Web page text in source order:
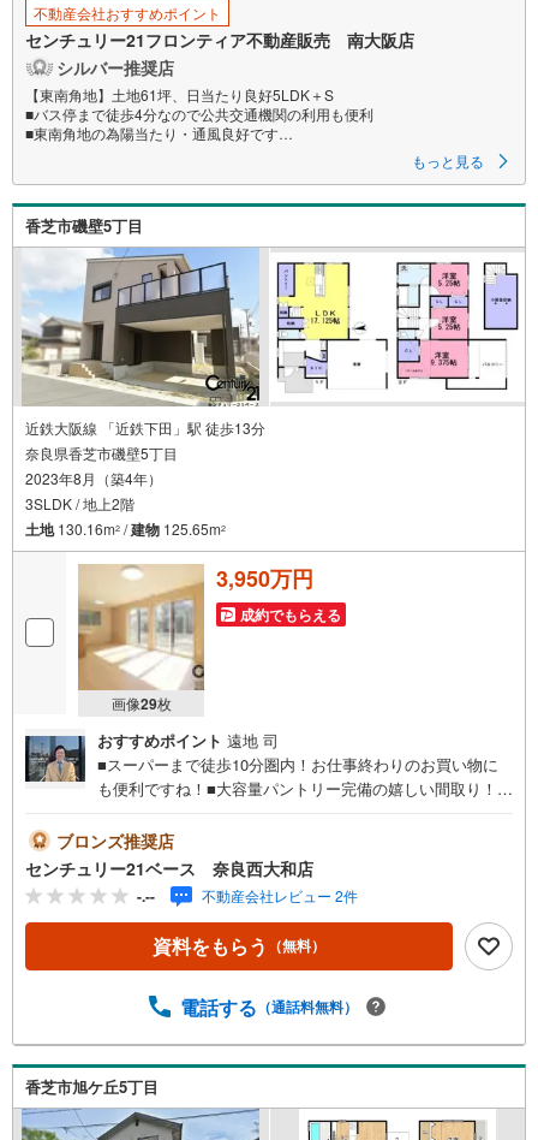
不動産会社おすすめポイント
センチュリー21フロンティア不動産販売 南大阪店
シルバー推奨店
【東南角地】土地61坪、日当たり良好5LDK＋S
■バス停まで徒歩4分なので公共交通機関の利用も便利
■東南角地の為陽当たり・通風良好です
特徴
・お部屋数も多く、ゆとりのある間取りで家族とのお時間を楽しめます
・東南角地につき、日当たり・通風良好
・大事にお手入れされたお庭は季節を感じられる憩いの場です
・接面道路は二方6.0m以上のため、見通しもよく防犯面も安心です
周辺環境
・道の駅・しらとりの郷羽曳野
バーべーキュー広場やちびっこ広場などがあり、家族連れで1日中楽しめま
す
・羽曳野市立羽曳が丘小学校まで徒歩約12分
・羽曳野市立峰塚中学校まで徒歩約24分
弊社が選ばれる理由
1.お金の扱い方のプロ、ファイナンシャルプランナーが資金計画をサポー
ト！
2.買い替えなどにも対応できる売却専門チームあり！
3.たくさんの銀行と繋がりがあるため、最も低金利になるように審査が可
能！
もっと見る
香芝市磯壁5丁目
近鉄大阪線 「近鉄下田」駅 徒歩13分
奈良県香芝市磯壁5丁目
2023年8月（築4年）
3SLDK / 地上2階
土地130.16m2 /建物 125.65m2
画像29枚
3,950万円
成約でもらえる
おすすめポイント 遠地 司
■スーパーまで徒歩10分圏内！お仕事終わりのお買い物に
も便利ですね！■大容量パントリー完備の嬉しい間取り！キ
◇・水曜日も休まず営業中！・お仕事終わりのお時間でも
ご見学可！・今から見たい！というお声にもご対応できま
す！◇住宅ローンもお任せください！◇・提携銀行多数あ
り（地方銀行・都市銀行・信用金庫etc）・優遇後適用金利
0.875％～（審査内容により異なります）--- ◇◇ Yahoo！
不動産キャンペーン対象店舗 ◇◇ ----当店で物件を成約い
産/物件ご成約キャンペーン】の対象になります。「資料を
ずYahoo！ JAPAN IDでログインのうえお問い合わせくださ
い。-----------------------------
ブロンズ推奨店
センチュリー21ベース 奈良西大和店
-.-- 不動産会社レビュー 2件
資料をもらう （無料）
電話する （通話料無料）
香芝市旭ケ丘5丁目